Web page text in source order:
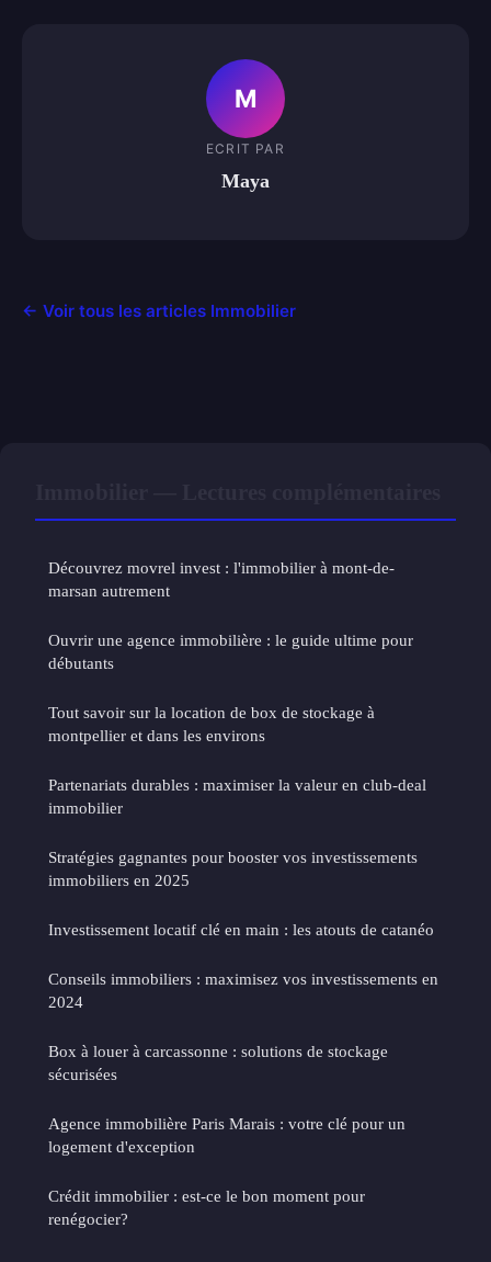
M
ECRIT PAR
Maya
← Voir tous les articles Immobilier
Découvrez movrel invest : l'immobilier à mont-de-
marsan autrement
Ouvrir une agence immobilière : le guide ultime pour
débutants
Tout savoir sur la location de box de stockage à
montpellier et dans les environs
Partenariats durables : maximiser la valeur en club-deal
immobilier
Stratégies gagnantes pour booster vos investissements
immobiliers en 2025
Investissement locatif clé en main : les atouts de catanéo
Conseils immobiliers : maximisez vos investissements en
2024
Box à louer à carcassonne : solutions de stockage
sécurisées
Agence immobilière Paris Marais : votre clé pour un
logement d'exception
Crédit immobilier : est-ce le bon moment pour
renégocier?